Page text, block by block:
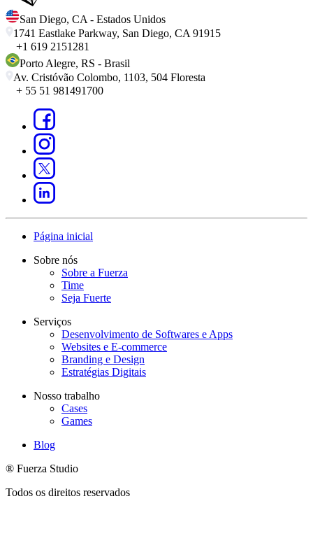
San Diego, CA - Estados Unidos
1741 Eastlake Parkway, San Diego, CA 91915
+1 619 2151281
Porto Alegre, RS - Brasil
Av. Cristóvão Colombo, 1103, 504 Floresta
+ 55 51 981491700
Página inicial
Sobre nós
Sobre a Fuerza
Time
Seja Fuerte
Serviços
Desenvolvimento de Softwares e Apps
Websites e E-commerce
Branding e Design
Estratégias Digitais
Nosso trabalho
Cases
Games
Blog
® Fuerza Studio
Todos os direitos reservados